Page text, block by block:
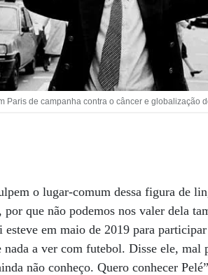
Paris de campanha contra o câncer e globalização
o lugar-comum dessa figura de
que não podemos nos valer dela
em maio de 2019 para
a ver com futebol. Disse ele, mal
não conheço. Quero conhecer